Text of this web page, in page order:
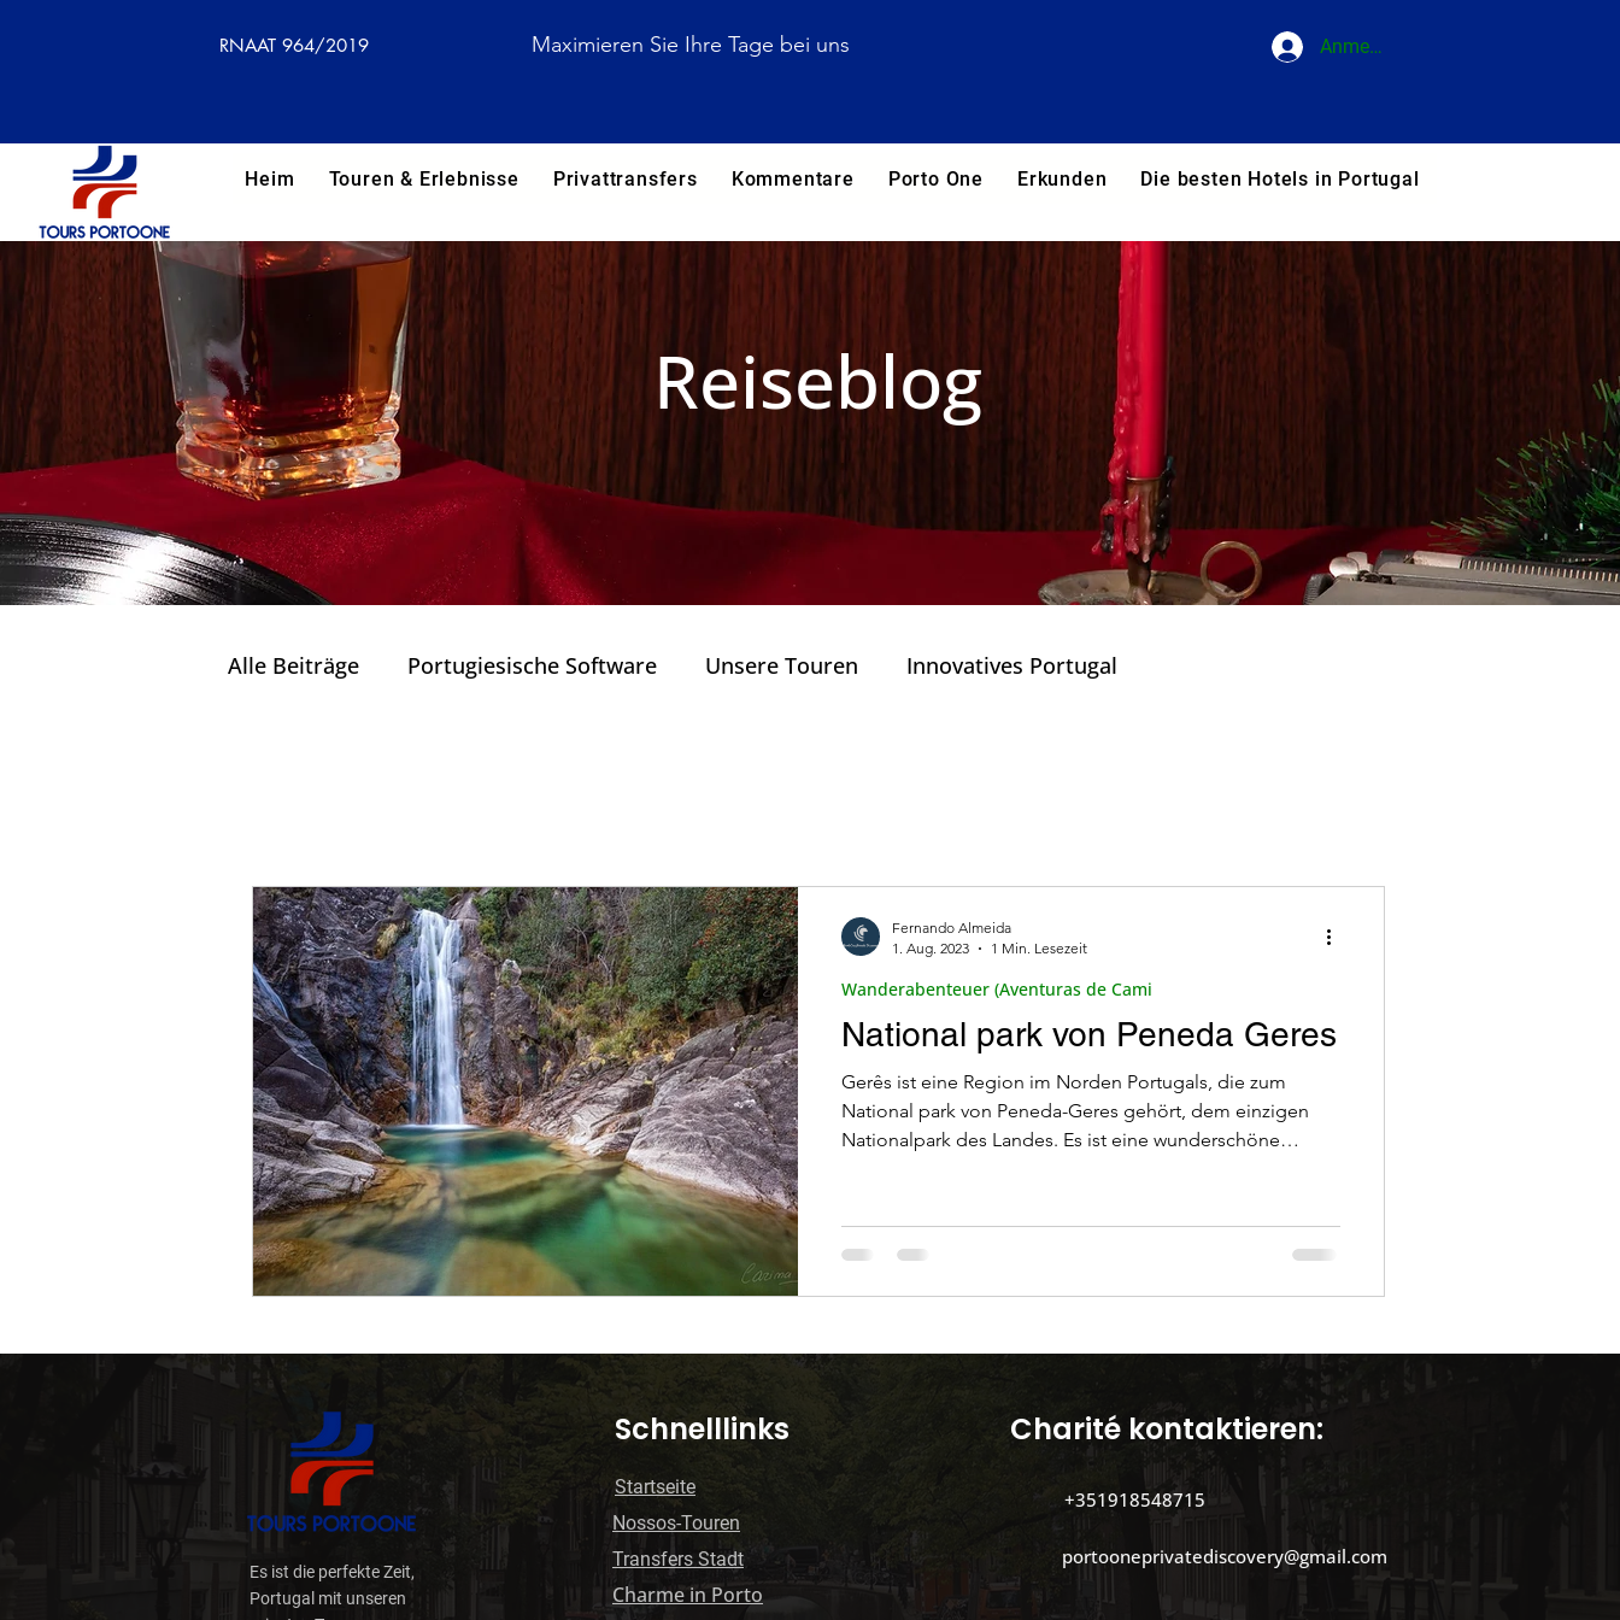
RNAAT 964/2019 Maximieren Sie Ihre Tage bei uns Anmelden
Heim Touren & Erlebnisse Privattransfers Kommentare Porto One Erkunden Die besten Hotels in Portugal
Reiseblog
Alle Beiträge Portugiesische Software Unsere Touren Innovatives Portugal
Natur in ihrem reinsten Zustand. Portugals Technologiesektor Innovatives Portugal
Tradition & Zukunft Kulturerbe Architektur Weine und Gastronomie Lisboa
Nachhaltigkeit Digitale Gesundheit Grüne Mobilität Organisation von Ausflügen
Reiseplanung Reisen in Portugal lissabon-oder-porto Hauptattraktionen von Porto Entdec
Wild Weinschatz
National park von Peneda Geres
Gerês ist eine Region im Norden Portugals, die zum
National park von Peneda-Geres gehört, dem einzigen
Nationalpark des Landes. Es ist eine wunderschöne
und Wanderer, Camping- und Wanderwege. Es ist eine
wunderbare Gegend, um die Natur zu genießen und zu
Wanderabenteuer (Aventuras de Cami
Fernando Almeida
1. Aug. 2023
1 Min. Lesezeit
Es ist die perfekte Zeit,
Portugal mit unseren
​Schnelllinks
Startseite
Nossos-Touren
​Transfers Stadt
Charme in Porto
Charité kontaktieren:
+351918548715
portooneprivatediscovery@gmail.com